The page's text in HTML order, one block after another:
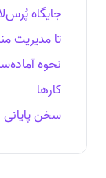
جایگاه
تا مدیریت
نحوه
کارها
سخن پایانی